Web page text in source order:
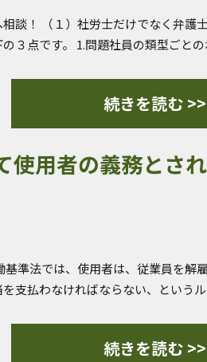
談！ （１）社労士だけでなく弁護
３点です。 1.問題社員の類型ごと
続きを読む >>
使用者の義務とさ
準法では、使用者は、従業員を解
支払わなければならない、という
続きを読む >>